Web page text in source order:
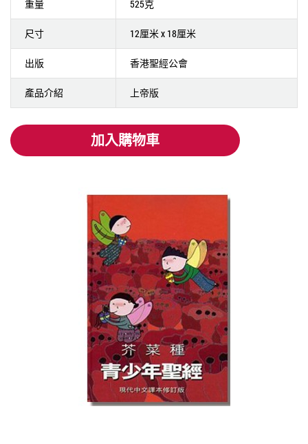
重量 525克
尺寸 12厘米 x 18厘米
出版 香港聖經公會
產品介紹 上帝版
加入購物車
加入購物車